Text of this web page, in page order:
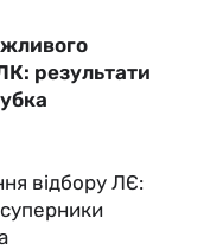
результати
відбору ЛЄ: